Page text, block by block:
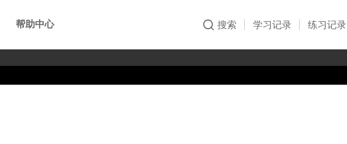
帮助中心 练习记录
学习记录
搜索